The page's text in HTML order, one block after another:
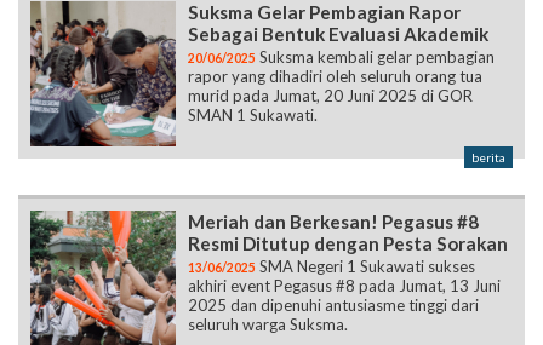
Suksma Gelar Pembagian Rapor
Sebagai Bentuk Evaluasi Akademik
20/06/2025 Suksma kembali gelar pembagian
rapor yang dihadiri oleh seluruh orang tua
murid pada Jumat, 20 Juni 2025 di GOR
SMAN 1 Sukawati.
berita
Meriah dan Berkesan! Pegasus #8
Resmi Ditutup dengan Pesta Sorakan
13/06/2025 SMA Negeri 1 Sukawati sukses
akhiri event Pegasus #8 pada Jumat, 13 Juni
2025 dan dipenuhi antusiasme tinggi dari
seluruh warga Suksma.